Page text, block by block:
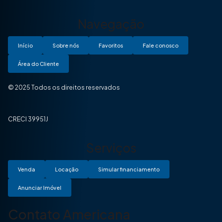
Navegação
Início Sobre nós Favoritos Fale conosco
Área do Cliente
© 2025 Todos os direitos reservados
CRECI 39951J
Serviços
Venda Locação Simular financiamento
Anunciar Imóvel
Contato Americana